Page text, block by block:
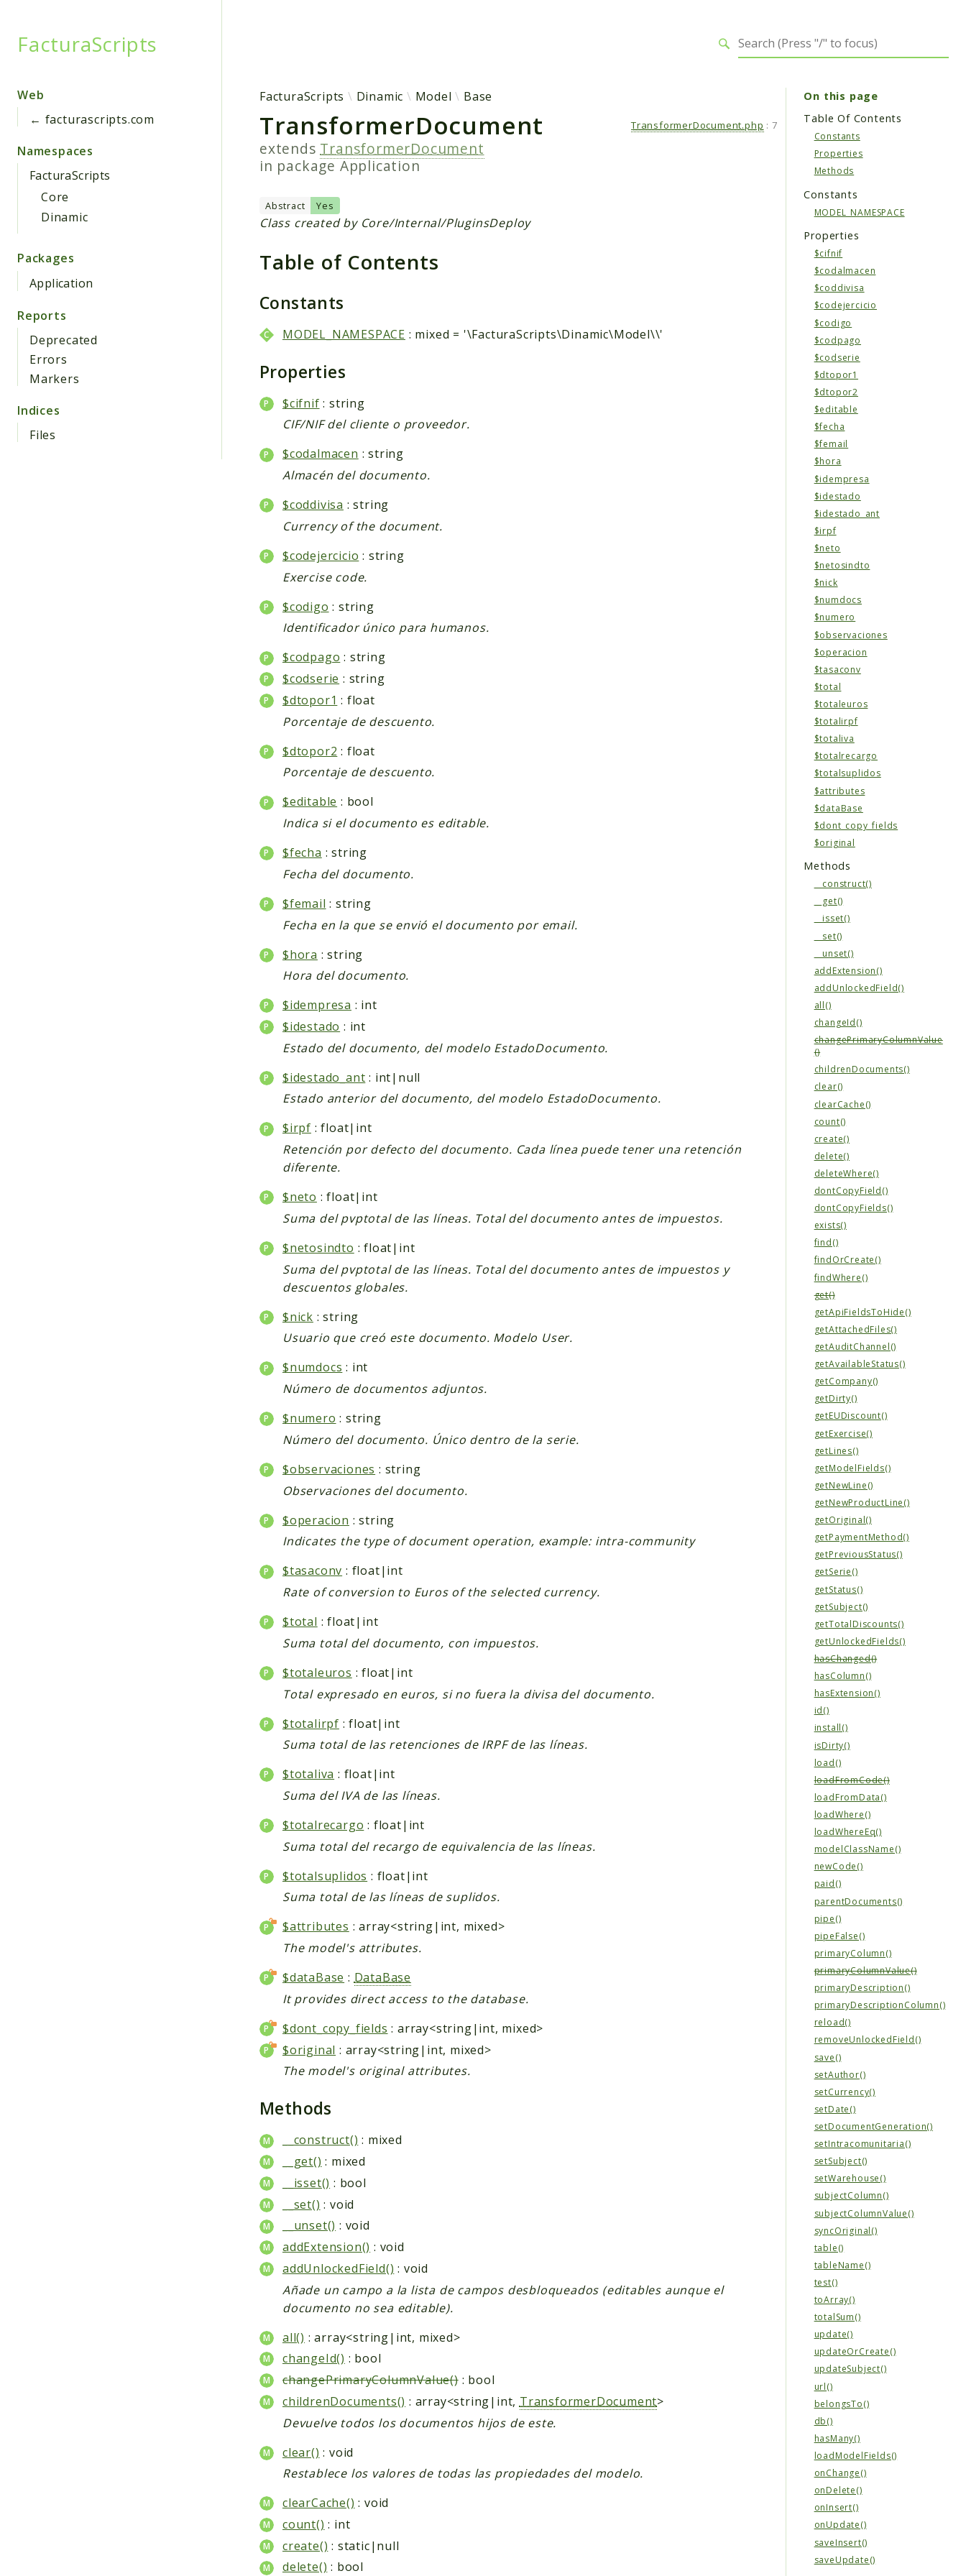
FacturaScripts
Web
← facturascripts.com
Namespaces
FacturaScripts
Core
Dinamic
Packages
Application
Reports
Deprecated
Errors
Markers
Indices
Files
FacturaScripts Dinamic Model Base
TransformerDocument
extends TransformerDocument
in packageApplication
Abstract Yes
TransformerDocument.php : 7
Class created by Core/Internal/PluginsDeploy
Table of Contents
Constants
MODEL_NAMESPACE : mixed = '\FacturaScripts\Dinamic\Model\\'
Properties
$cifnif : string
CIF/NIF del cliente o proveedor.
$codalmacen : string
Almacén del documento.
$coddivisa : string
Currency of the document.
$codejercicio : string
Exercise code.
$codigo : string
Identificador único para humanos.
$codpago : string
$codserie : string
$dtopor1 : float
Porcentaje de descuento.
$dtopor2 : float
Porcentaje de descuento.
$editable : bool
Indica si el documento es editable.
$fecha : string
Fecha del documento.
$femail : string
Fecha en la que se envió el documento por email.
$hora : string
Hora del documento.
$idempresa : int
$idestado : int
Estado del documento, del modelo EstadoDocumento.
$idestado_ant : int|null
Estado anterior del documento, del modelo EstadoDocumento.
$irpf : float|int
Retención por defecto del documento. Cada línea puede tener una retención
diferente.
$neto : float|int
Suma del pvptotal de las líneas. Total del documento antes de impuestos.
$netosindto : float|int
Suma del pvptotal de las líneas. Total del documento antes de impuestos y
descuentos globales.
$nick : string
Usuario que creó este documento. Modelo User.
$numdocs : int
Número de documentos adjuntos.
$numero : string
Número del documento. Único dentro de la serie.
$observaciones : string
Observaciones del documento.
$operacion : string
Indicates the type of document operation, example: intra-community
$tasaconv : float|int
Rate of conversion to Euros of the selected currency.
$total : float|int
Suma total del documento, con impuestos.
$totaleuros : float|int
Total expresado en euros, si no fuera la divisa del documento.
$totalirpf : float|int
Suma total de las retenciones de IRPF de las líneas.
$totaliva : float|int
Suma del IVA de las líneas.
$totalrecargo : float|int
Suma total del recargo de equivalencia de las líneas.
$totalsuplidos : float|int
Suma total de las líneas de suplidos.
$attributes : array<string|int, mixed>
The model's attributes.
$dataBase : DataBase
It provides direct access to the database.
$dont_copy_fields : array<string|int, mixed>
$original : array<string|int, mixed>
The model's original attributes.
Methods
__construct() : mixed
__get() : mixed
__isset() : bool
__set() : void
__unset() : void
addExtension() : void
addUnlockedField() : void
Añade un campo a la lista de campos desbloqueados (editables aunque el
documento no sea editable).
all() : array<string|int, mixed>
changeId() : bool
changePrimaryColumnValue(): bool
childrenDocuments() : array<string|int, TransformerDocument>
Devuelve todos los documentos hijos de este.
clear() : void
Restablece los valores de todas las propiedades del modelo.
clearCache() : void
count() : int
create() : static|null
delete() : bool
On this page
Table Of Contents
Constants
Properties
Methods
Constants
MODEL_NAMESPACE
Properties
$cifnif
$codalmacen
$coddivisa
$codejercicio
$codigo
$codpago
$codserie
$dtopor1
$dtopor2
$editable
$fecha
$femail
$hora
$idempresa
$idestado
$idestado_ant
$irpf
$neto
$netosindto
$nick
$numdocs
$numero
$observaciones
$operacion
$tasaconv
$total
$totaleuros
$totalirpf
$totaliva
$totalrecargo
$totalsuplidos
$attributes
$dataBase
$dont_copy_fields
$original
Methods
__construct()
__get()
__isset()
__set()
__unset()
addExtension()
addUnlockedField()
all()
changeId()
changePrimaryColumnValue
()
childrenDocuments()
clear()
clearCache()
count()
create()
delete()
deleteWhere()
dontCopyField()
dontCopyFields()
exists()
find()
findOrCreate()
findWhere()
get()
getApiFieldsToHide()
getAttachedFiles()
getAuditChannel()
getAvailableStatus()
getCompany()
getDirty()
getEUDiscount()
getExercise()
getLines()
getModelFields()
getNewLine()
getNewProductLine()
getOriginal()
getPaymentMethod()
getPreviousStatus()
getSerie()
getStatus()
getSubject()
getTotalDiscounts()
getUnlockedFields()
hasChanged()
hasColumn()
hasExtension()
id()
install()
isDirty()
load()
loadFromCode()
loadFromData()
loadWhere()
loadWhereEq()
modelClassName()
newCode()
paid()
parentDocuments()
pipe()
pipeFalse()
primaryColumn()
primaryColumnValue()
primaryDescription()
primaryDescriptionColumn()
reload()
removeUnlockedField()
save()
setAuthor()
setCurrency()
setDate()
setDocumentGeneration()
setIntracomunitaria()
setSubject()
setWarehouse()
subjectColumn()
subjectColumnValue()
syncOriginal()
table()
tableName()
test()
toArray()
totalSum()
update()
updateOrCreate()
updateSubject()
url()
belongsTo()
db()
hasMany()
loadModelFields()
onChange()
onDelete()
onInsert()
onUpdate()
saveInsert()
saveUpdate()